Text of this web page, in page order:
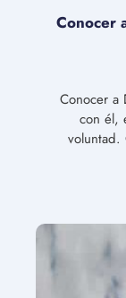
Conocer
Conocer a
con él,
voluntad.